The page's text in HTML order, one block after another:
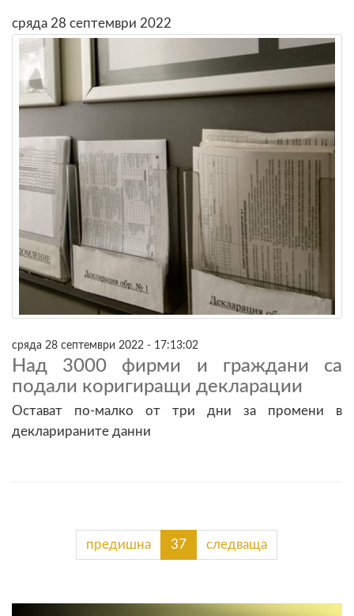
сряда 28 септември 2022
сряда 28 септември 2022 - 17:13:02
Над 3000 фирми и граждани са
подали коригиращи декларации
Остават по-малко от три дни за промени в
декларираните данни
предишна 37 следваща